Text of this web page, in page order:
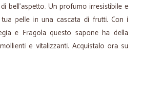
bell’aspetto. Un profumo irresistibile e
pelle in una cascata di frutti. Con i
e Fragola questo sapone ha della
e vitalizzanti. Acquistalo ora su